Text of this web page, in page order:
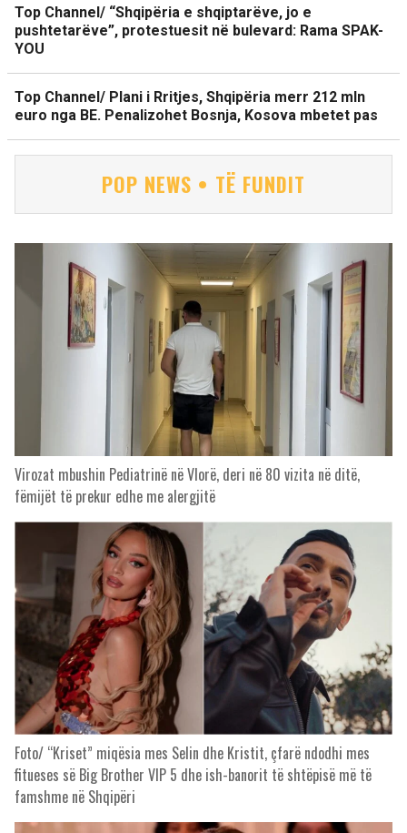
Top Channel/ “Shqipëria e shqiptarëve, jo e
pushtetarëve”, protestuesit në bulevard: Rama SPAK-
YOU
Top Channel/ Plani i Rritjes, Shqipëria merr 212 mln
euro nga BE. Penalizohet Bosnja, Kosova mbetet pas
POP NEWS • TË FUNDIT
Virozat mbushin Pediatrinë në Vlorë, deri në 80 vizita në ditë,
fëmijët të prekur edhe me alergjitë
Foto/ “Kriset” miqësia mes Selin dhe Kristit, çfarë ndodhi mes
fitueses së Big Brother VIP 5 dhe ish-banorit të shtëpisë më të
famshme në Shqipëri